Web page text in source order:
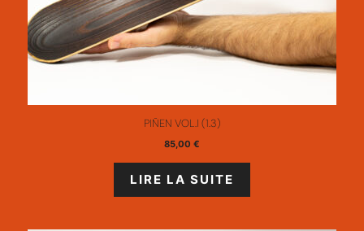
PIÑEN VOL.I (1.3)
85,00 €
LIRE LA SUITE